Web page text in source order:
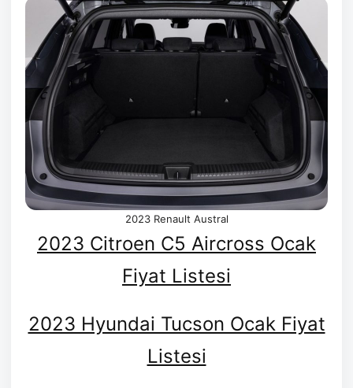
2023 Renault Austral
2023 Citroen C5 Aircross Ocak
Fiyat Listesi
2023 Hyundai Tucson Ocak Fiyat
Listesi